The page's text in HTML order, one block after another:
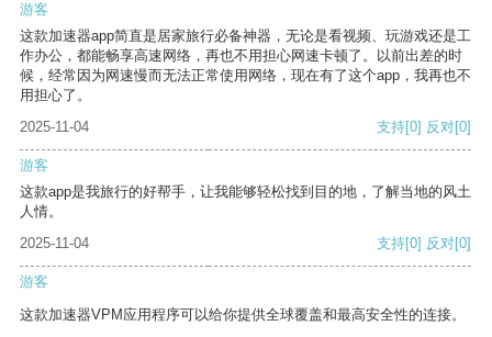
游客
这款加速器app简直是居家旅行必备神器，无论是看视频、玩游戏还是工
作办公，都能畅享高速网络，再也不用担心网速卡顿了。以前出差的时
候，经常因为网速慢而无法正常使用网络，现在有了这个app，我再也不
用担心了。
2025-11-04
支持[0] 反对[0]
游客
这款app是我旅行的好帮手，让我能够轻松找到目的地，了解当地的风土
人情。
2025-11-04
支持[0] 反对[0]
游客
这款加速器VPM应用程序可以给你提供全球覆盖和最高安全性的连接。